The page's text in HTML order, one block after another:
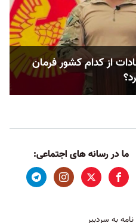
از کدام کشور فرمان
ما در رسانه های اجتماعی:
نامه به سردبیر